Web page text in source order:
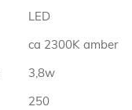
LED
ca 2300K amber
3,8w
250